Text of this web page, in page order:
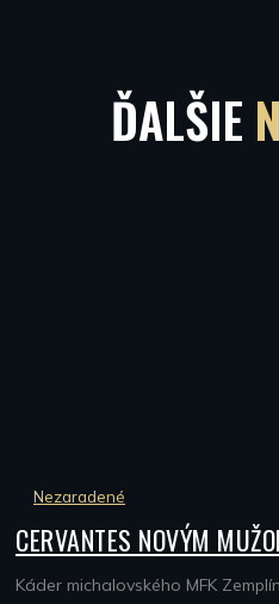
ĎALŠIE
Nezaradené
CERVANTES NOVÝM
Káder michalovského MFK